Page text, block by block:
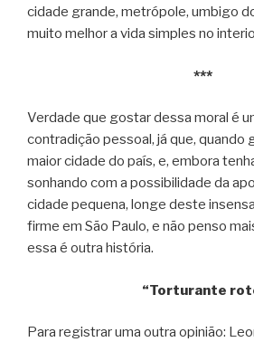
cidade grande, metrópole, umbigo
muito melhor a vida simples no
***
Verdade que gostar dessa moral é
contradição pessoal, já que, quando
maior cidade do país, e, embora
sonhando com a possibilidade da
cidade pequena, longe deste
firme em São Paulo, e não penso
essa é outra história.
“Torturante
Para registrar uma outra opinião: